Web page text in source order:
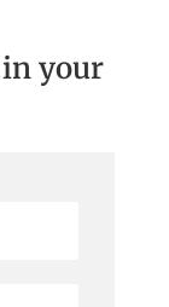
your